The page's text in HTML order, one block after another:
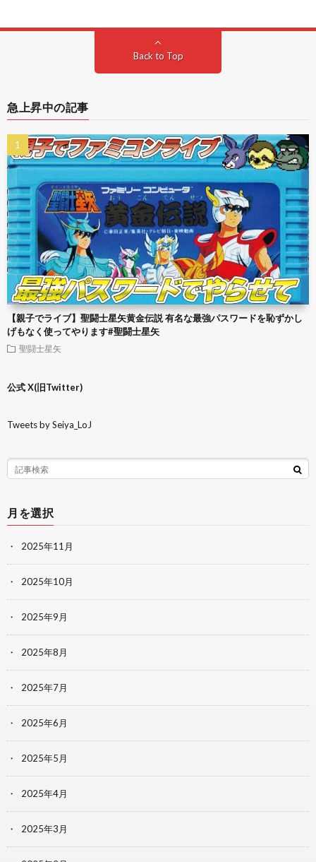
Back to Top
急上昇中の記事
【親子でライブ】聖闘士星矢黄金伝説 有名な最強パスワードを恥ずかし
げもなく使ってやります#聖闘士星矢
聖闘士星矢
公式 X(旧Twitter)
Tweets by Seiya_LoJ
月を選択
2025年11月
2025年10月
2025年9月
2025年8月
2025年7月
2025年6月
2025年5月
2025年4月
2025年3月